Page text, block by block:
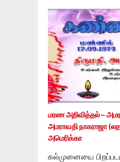
மரண அறிவித்தல் –
அமராவதி நாகராஜா
அமெரிக்கா
கல்முனையை